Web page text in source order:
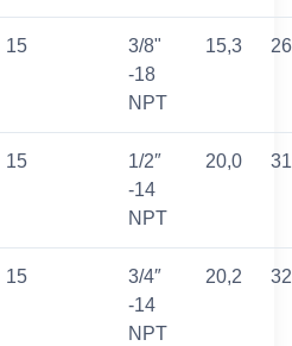
15
3/8"
-18
NPT
15,3
15
1/2″
-14
NPT
20,0
15
3/4″
-14
NPT
20,2